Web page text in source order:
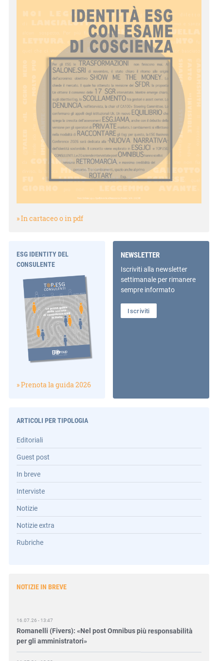
» In cartaceo o in pdf
ESG IDENTITY DEL
CONSULENTE
» Prenota la guida 2026
NEWSLETTER
Iscriviti alla newsletter
settimanale per rimanere
sempre informato
Iscriviti
ARTICOLI PER TIPOLOGIA
Editoriali
Guest post
In breve
Interviste
Notizie
Notizie extra
Rubriche
NOTIZIE IN BREVE
Romanelli (Fivers): «Nel post Omnibus più responsabilità
per gli amministratori»